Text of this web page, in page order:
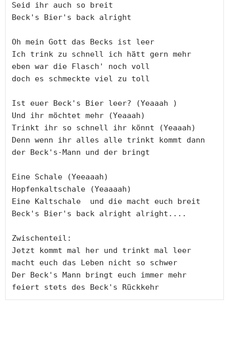
Seid ihr auch so breit
Beck's Bier's back alright
Oh mein Gott das Becks ist leer
Ich trink zu schnell ich hätt gern mehr
eben war die Flasch' noch voll
doch es schmeckte viel zu toll
Ist euer Beck's Bier leer? (Yeaaah )
Und ihr möchtet mehr (Yeaaah)
Trinkt ihr so schnell ihr könnt (Yeaaah)
Denn wenn ihr alles alle trinkt kommt dann
der Beck's-Mann und der bringt
Eine Schale (Yeeaaah)
Hopfenkaltschale (Yeaaaah)
Eine Kaltschale  und die macht euch breit
Beck's Bier's back alright alright....
Zwischenteil:
Jetzt kommt mal her und trinkt mal leer
macht euch das Leben nicht so schwer
Der Beck's Mann bringt euch immer mehr
feiert stets des Beck's Rückkehr